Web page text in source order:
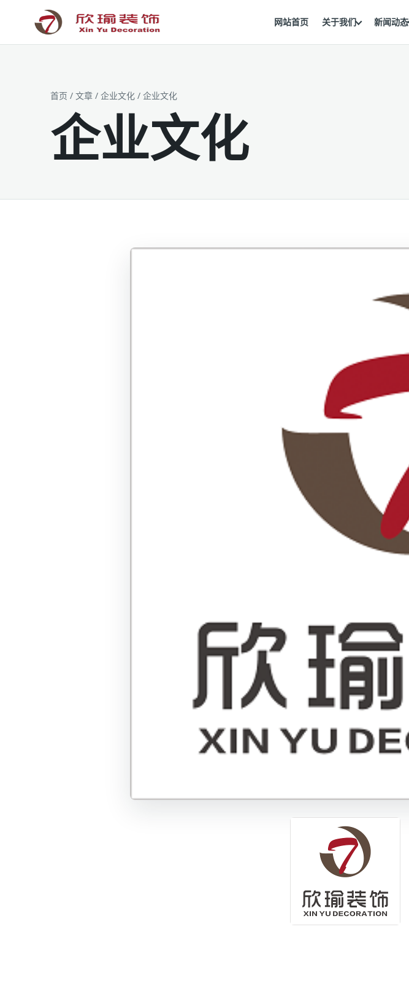
工装为主 · 家装为辅 · 设计施工
网站首页 关于我们 新闻动态
首页 / 文章 / 企业文化 / 企业文化
企业文化